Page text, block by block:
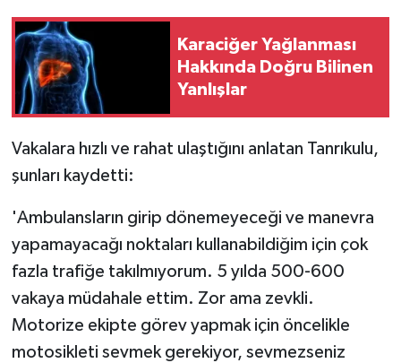
Karaciğer Yağlanması
Hakkında Doğru Bilinen
Yanlışlar
Vakalara hızlı ve rahat ulaştığını anlatan Tanrıkulu,
şunları kaydetti:
'Ambulansların girip dönemeyeceği ve manevra
yapamayacağı noktaları kullanabildiğim için çok
fazla trafiğe takılmıyorum. 5 yılda 500-600
vakaya müdahale ettim. Zor ama zevkli.
Motorize ekipte görev yapmak için öncelikle
motosikleti sevmek gerekiyor, sevmezseniz